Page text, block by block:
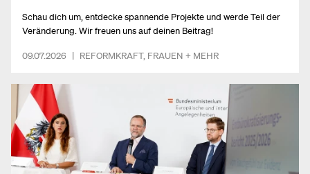
Schau dich um, entdecke spannende Projekte und werde Teil der
Veränderung. Wir freuen uns auf deinen Beitrag!
09.07.2026 | REFORMKRAFT, FRAUEN + MEHR